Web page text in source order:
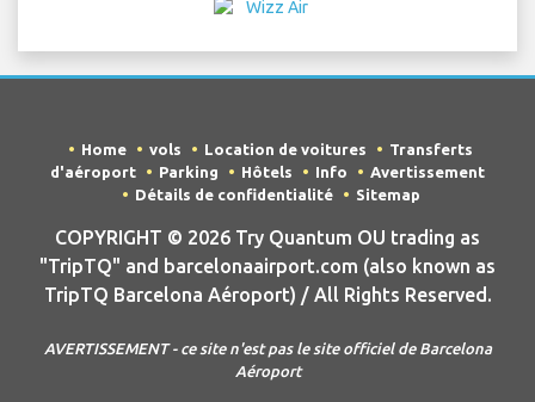
Home vols Location de voitures
Transferts
d'aéroport
Parking Hôtels Info
Avertissement
Détails de confidentialité
Sitemap
COPYRIGHT © 2026 Try Quantum OU trading as
"TripTQ" and barcelonaairport.com (also known as
TripTQ Barcelona Aéroport) / All Rights Reserved.
AVERTISSEMENT - ce site n'est pas le site officiel de Barcelona
Aéroport